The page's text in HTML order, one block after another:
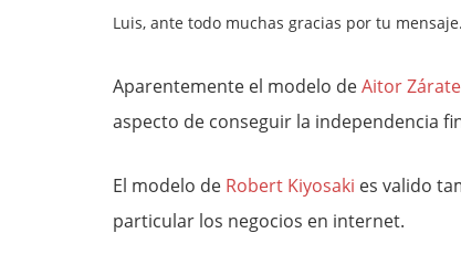
Luis, ante todo muchas gracias por tu mensaje.
Aparentemente el modelo deAitor Zárate
aspecto de conseguir la independencia
El modelo de Robert Kiyosaki es valido
particular los negocios en internet.